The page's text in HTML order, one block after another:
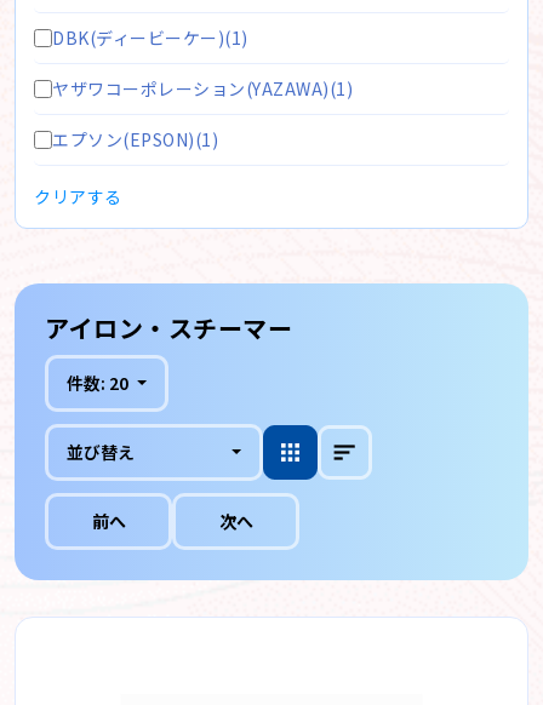
DBK(ディービーケー)(1)
ヤザワコーポレーション(YAZAWA)(1)
エプソン(EPSON)(1)
クリアする
アイロン・スチーマー
件数: 20
並び替え
前へ 次へ